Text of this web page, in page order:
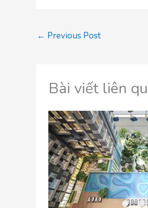
← Previous Post
Bài viết liên